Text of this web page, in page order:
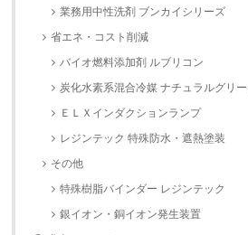
業務用中性洗剤 ブンカイシリーズ
省エネ・コスト削減
バイオ燃料添加剤 ルブリコン
炭化水素系混合冷媒 ナチュラルグリ
ＥＬＸインダクションランプ
レジンテック 特殊防水・遮熱塗装
その他
特殊樹脂バインダー レジンテック
銀イオン・銅イオン発生装置